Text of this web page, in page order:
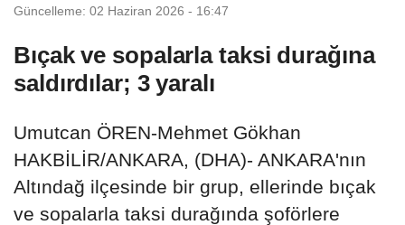
Güncelleme: 02 Haziran 2026 - 16:47
Bıçak ve sopalarla taksi durağına
saldırdılar; 3 yaralı
Umutcan ÖREN-Mehmet Gökhan
HAKBİLİR/ANKARA, (DHA)- ANKARA'nın
Altındağ ilçesinde bir grup, ellerinde bıçak
ve sopalarla taksi durağında şoförlere